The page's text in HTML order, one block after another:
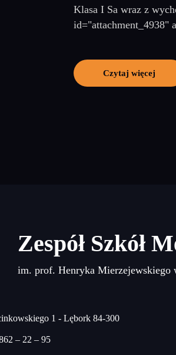
Klasa I Sa wraz z
id="attachment_4938"
Czytaj więcej
Zespół Szkół
im. prof. Henryka Mierzejewskiego
1 - Lębork 84-300
– 22 – 95